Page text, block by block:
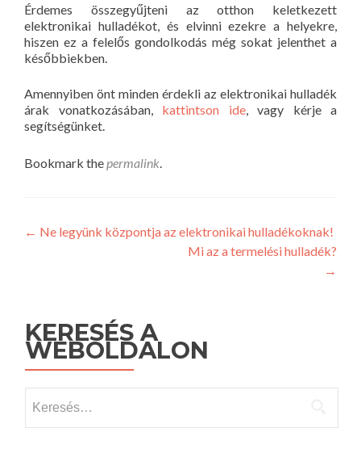
Érdemes összegyűjteni az otthon keletkezett
elektronikai hulladékot, és elvinni ezekre a helyekre,
hiszen ez a felelős gondolkodás még sokat jelenthet a
későbbiekben.
Amennyiben önt minden érdekli az elektronikai hulladék
árak vonatkozásában, kattintson ide, vagy kérje a
segítségünket.
Bookmark the permalink
Bejegyzés
← Ne legyünk központja az elektronikai hulladékoknak!
Mi az a termelési hulladék?
→
KERESÉS A
WEBOLDALON